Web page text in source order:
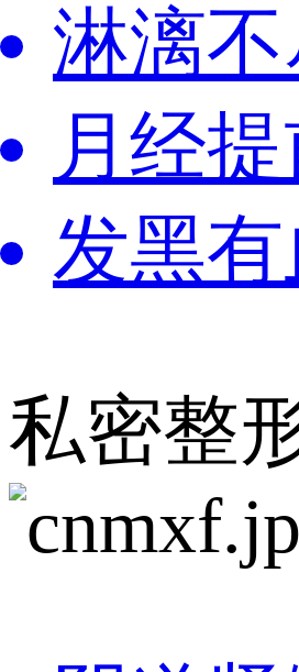
淋漓
月经
发黑
私密整